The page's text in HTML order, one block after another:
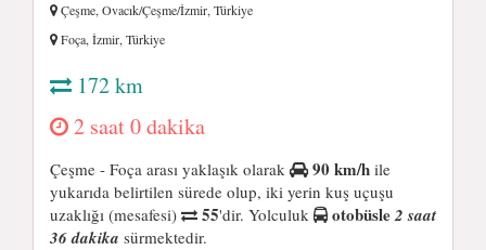
Çeşme, Ovacık/Çeşme/İzmir, Türkiye
Foça, İzmir, Türkiye
172 km
2 saat 0 dakika
Çeşme - Foça arası yaklaşık olarak 90 km/h ile
yukarıda belirtilen sürede olup, iki yerin kuş uçuşu
uzaklığı (mesafesi)
55'dir. Yolculuk otobüsle2 saat
36 dakika sürmektedir.